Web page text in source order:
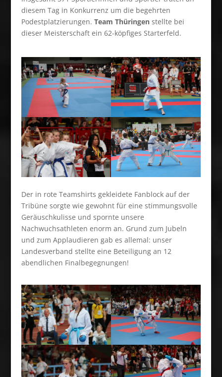
diesem Tag in Konkurrenz um die begehrten
Podestplatzierungen. Team Thüringenstellte bei
dieser Meisterschaft ein 62-köpfiges Starterfeld.
Der in rote Teamshirts gekleidete Fanblock auf der
Tribüne sorgte wie gewohnt für eine stimmungsvolle
Geräuschkulisse und spornte unsere
Nachwuchsathleten enorm an. Grund zum Jubeln
und zum Applaudieren gab es allemal: unser
Landesverband stellte eine Beteiligung an 12
abendlichen Finalbegegnungen!